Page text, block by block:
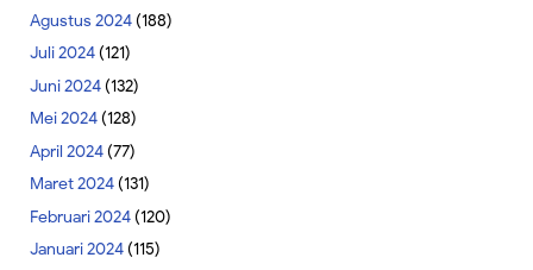
Agustus 2024(188)
Juli 2024(121)
Juni 2024(132)
Mei 2024(128)
April 2024(77)
Maret 2024(131)
Februari 2024(120)
Januari 2024(115)